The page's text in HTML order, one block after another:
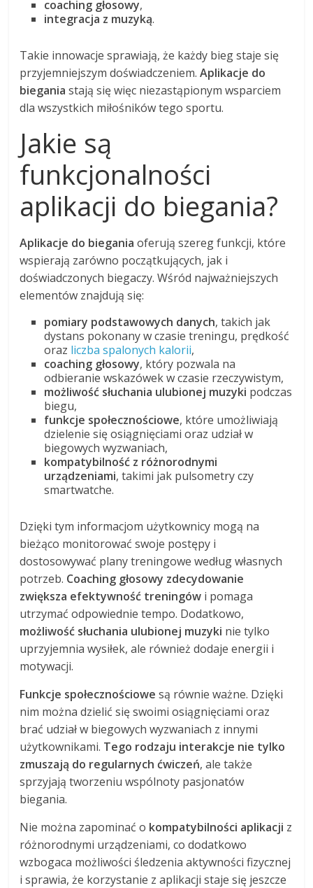
coaching głosowy,
integracja z muzyką.
Takie innowacje sprawiają, że każdy bieg staje się
przyjemniejszym doświadczeniem.Aplikacje do
biegania stają się więc niezastąpionym wsparciem
dla wszystkich miłośników tego sportu.
Jakie są
funkcjonalności
aplikacji do biegania?
Aplikacje do biegania oferują szereg funkcji, które
wspierają zarówno początkujących, jak i
doświadczonych biegaczy. Wśród najważniejszych
elementów znajdują się:
pomiary podstawowych danych, takich jak
dystans pokonany w czasie treningu, prędkość
oraz liczba spalonych kalorii,
coaching głosowy, który pozwala na
odbieranie wskazówek w czasie rzeczywistym,
możliwość słuchania ulubionej muzyki podczas
biegu,
funkcje społecznościowe, które umożliwiają
dzielenie się osiągnięciami oraz udział w
biegowych wyzwaniach,
kompatybilność z różnorodnymi
urządzeniami, takimi jak pulsometry czy
smartwatche.
Dzięki tym informacjom użytkownicy mogą na
bieżąco monitorować swoje postępy i
dostosowywać plany treningowe według własnych
potrzeb. Coaching głosowy zdecydowanie
zwiększa efektywność treningów i pomaga
utrzymać odpowiednie tempo. Dodatkowo,
możliwość słuchania ulubionej muzyki nie tylko
uprzyjemnia wysiłek, ale również dodaje energii i
motywacji.
Funkcje społecznościowe są równie ważne. Dzięki
nim można dzielić się swoimi osiągnięciami oraz
brać udział w biegowych wyzwaniach z innymi
użytkownikami. Tego rodzaju interakcje nie tylko
zmuszają do regularnych ćwiczeń, ale także
sprzyjają tworzeniu wspólnoty pasjonatów
biegania.
Nie można zapominać o kompatybilności aplikacji z
różnorodnymi urządzeniami, co dodatkowo
wzbogaca możliwości śledzenia aktywności fizycznej
i sprawia, że korzystanie z aplikacji staje się jeszcze